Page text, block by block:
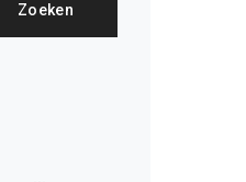
Zoeken